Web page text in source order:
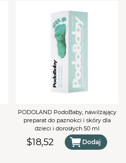
PODOLAND PodoBaby, nawilżający
preparat do paznokci i skóry dla
dzieci i dorosłych 50 ml
$18,52 Dodaj